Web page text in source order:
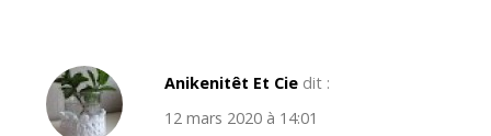
Anikenitêt Et Cie dit :
12 mars 2020 à 14:01